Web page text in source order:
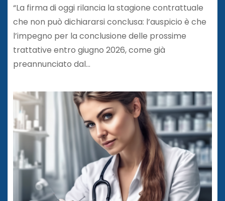
“La firma di oggi rilancia la stagione contrattuale
che non può dichiararsi conclusa: l’auspicio è che
l’impegno per la conclusione delle prossime
trattative entro giugno 2026, come già
preannunciato dal…